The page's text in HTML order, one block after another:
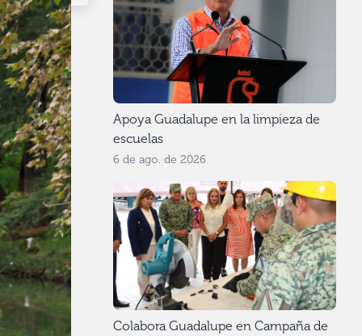
Apoya Guadalupe en la limpieza de
escuelas
6 de ago. de 2026
Colabora Guadalupe en Campaña de